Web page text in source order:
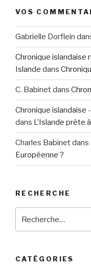
VOS
Gabrielle Dorflein
Chronique islandaise
Islande dans
C. Babinetdans
Chronique islandaise
dans L’Islande prête
Charles Babinetdans
Européenne ?
RECHERCHE
pour
CATÉGORIES